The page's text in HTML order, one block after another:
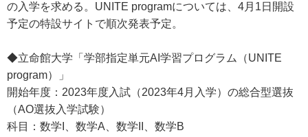
の入学を求める。UNITE programについては、4月1日開設
予定の特設サイトで順次発表予定。
◆立命館大学「学部指定単元AI学習プログラム（UNITE
program）」
開始年度：2023年度入試（2023年4月入学）の総合型選抜
（AO選抜入学試験）
科目：数学I、数学A、数学II、数学B